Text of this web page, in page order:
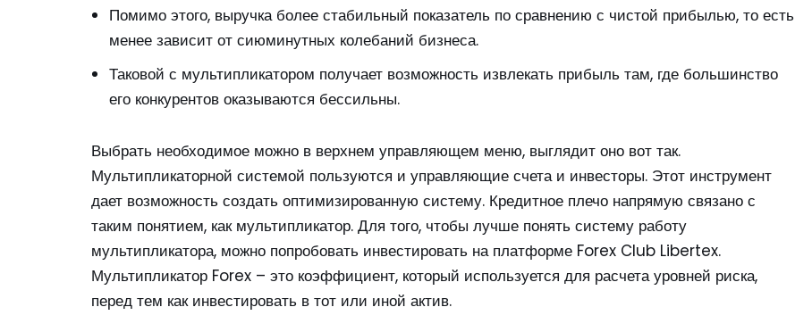
Помимо этого, выручка более стабильный показатель по сравнению с чистой прибылью, то есть
менее зависит от сиюминутных колебаний бизнеса.
Таковой с мультипликатором получает возможность извлекать прибыль там, где большинство
его конкурентов оказываются бессильны.
Выбрать необходимое можно в верхнем управляющем меню, выглядит оно вот так.
Мультипликаторной системой пользуются и управляющие счета и инвесторы. Этот инструмент
дает возможность создать оптимизированную систему. Кредитное плечо напрямую связано с
таким понятием, как мультипликатор. Для того, чтобы лучше понять систему работу
мультипликатора, можно попробовать инвестировать на платформе Forex Club Libertex.
Мультипликатор Forex – это коэффициент, который используется для расчета уровней риска,
перед тем как инвестировать в тот или иной актив.